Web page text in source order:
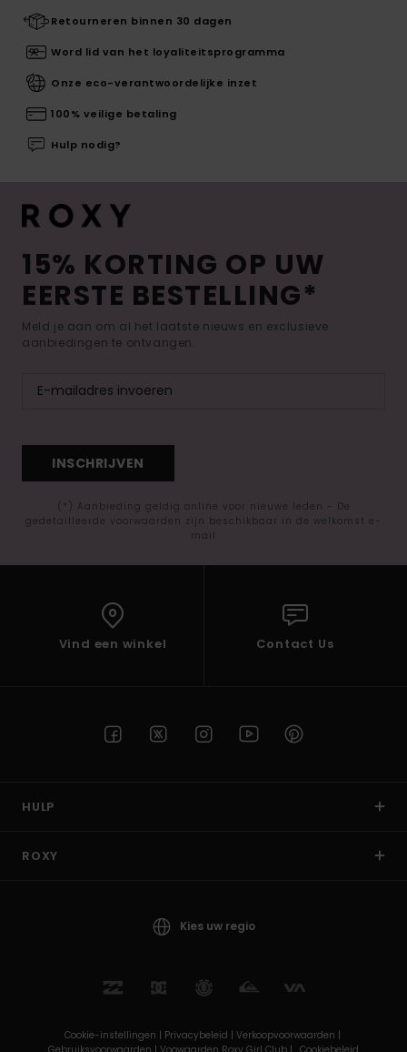
Retourneren binnen 30 dagen
Word lid van het loyaliteitsprogramma
Onze eco-verantwoordelijke inzet
100% veilige betaling
Hulp nodig?
15% KORTING OP UW
EERSTE BESTELLING*
Meld je aan om al het laatste nieuws en exclusieve
aanbiedingen te ontvangen.
INSCHRIJVEN
(*) Aanbieding geldig online voor nieuwe leden - De
gedetailleerde voorwaarden zijn beschikbaar in de welkomst e-
mail
Vind een winkel Contact Us
HULP
ROXY
Kies uw regio
Cookie-instellingen | Privacybeleid | Verkoopvoorwaarden |